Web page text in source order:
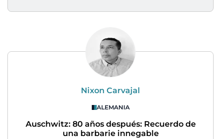
Nixon Carvajal
ALEMANIA
Auschwitz: 80 años después: Recuerdo de
una barbarie innegable